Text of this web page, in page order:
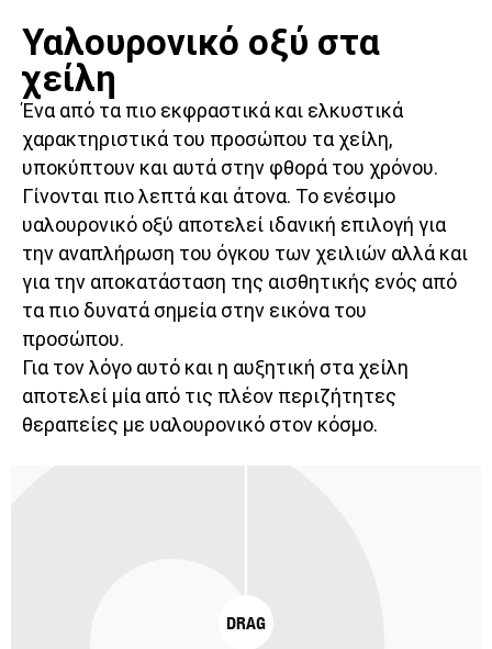
Υαλουρονικό οξύ στα
χείλη
Ένα από τα πιο εκφραστικά και ελκυστικά
χαρακτηριστικά του προσώπου τα χείλη,
υποκύπτουν και αυτά στην φθορά του χρόνου.
Γίνονται πιο λεπτά και άτονα. Το ενέσιμο
υαλουρονικό οξύ αποτελεί ιδανική επιλογή για
την αναπλήρωση του όγκου των χειλιών αλλά και
για την αποκατάσταση της αισθητικής ενός από
τα πιο δυνατά σημεία στην εικόνα του
προσώπου.
Για τον λόγο αυτό και η αυξητική στα χείλη
αποτελεί μία από τις πλέον περιζήτητες
θεραπείες με υαλουρονικό στον κόσμο.
DRAG